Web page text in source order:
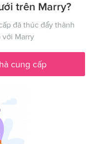
trên Marry?
đã thúc đẩy thành
với Marry
cung cấp